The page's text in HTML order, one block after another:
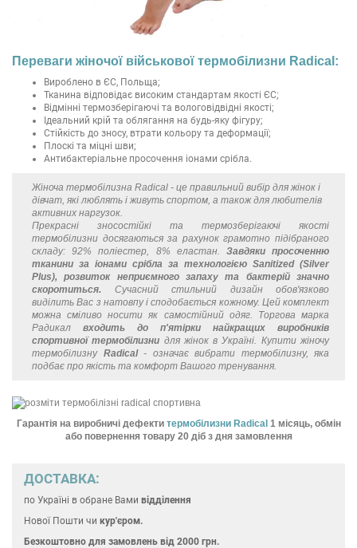
Переваги жіночої військової термобілизни Radical:
Вироблено в ЄС, Польща;
Тканина відповідає високим стандартам якості ЄС;
Відмінні термозберігаючі та вологовідвідні якості;
Ідеальний крій та облягання на будь-яку фігуру;
Стійкість до зносу, втрати кольору та деформації;
Плоскі та міцні шви;
Антибактеріальне просочення іонами срібла.
Жіноча термобілизна Radical - це правильний вибір для жінок і
дівчат, які люблять і живуть спортом, а також для любителів
активних наргузок.
Прекрасні зносостійкі та термозберігаючі якості
термобілизни досягаються за рахунок грамотно підібраного
складу: 92% поліестер, 8% еластан. Завдяки просоченню
тканини за іонами срібла за технологією Sanitized (Silver
Plus), розвиток неприємного запаху та бактерій значно
скоротиться. Сучасний стильний дизайн обов'язково
виділить Вас з натовпу і сподобається кожному. Цей комплект
можна сміливо носити як самостійний одяг. Торгова марка
Радикал входить до п'ятірки найкращих виробників
спортивної термобілизни для жінок в Україні. Купити жіночу
термобілизну Radical- означає вибрати термобілизну, яка
подбає про якість та комфорт Вашого тренування.
Гарантія на виробничі дефекти термобілизни Radical1 місяць, обмін
або повернення товару 20 діб з дня замовлення
ДОСТАВКА:
по Україні в обране Вами відділення
Нової Пошти чи кур'єром.
Безкоштовно для замовлень від 2000 грн.